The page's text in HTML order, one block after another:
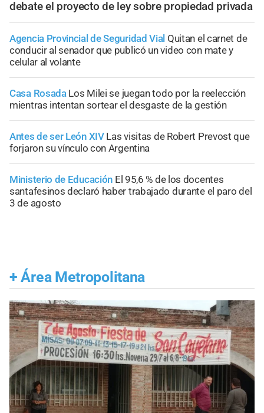
debate el proyecto de ley sobre propiedad privada
Agencia Provincial de Seguridad Vial Quitan el carnet de
conducir al senador que publicó un video con mate y
celular al volante
Casa Rosada Los Milei se juegan todo por la reelección
mientras intentan sortear el desgaste de la gestión
Antes de ser León XIV Las visitas de Robert Prevost que
forjaron su vínculo con Argentina
Ministerio de Educación El 95,6 % de los docentes
santafesinos declaró haber trabajado durante el paro del
3 de agosto
+ Área Metropolitana